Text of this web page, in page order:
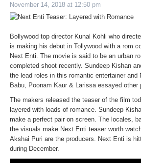
November 14, 2018 at 12:50 pm
Bollywood top director Kunal Kohli who
is making his debut in Tollywood with a rom
Next Enti. The movie is said to be an urban
completed shoot recently. Sundeep Kishan
the lead roles in this romantic entertainer and
Babu, Poonam Kaur & Larissa essayed other
The makers released the teaser of the film
layered with loads of romance. Sundeep
make a perfect pair on screen. The locales,
the visuals make Next Enti teaser worth
Akshai Puri are the producers. Next Enti is
during December.